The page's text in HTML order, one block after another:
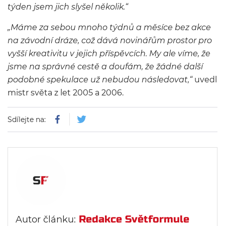
týden jsem jich slyšel několik.“
„Máme za sebou mnoho týdnů a měsíce bez akce
na závodní dráze, což dává novinářům prostor pro
vyšší kreativitu v jejich příspěvcích. My ale víme, že
jsme na správné cestě a doufám, že žádné další
podobné spekulace už nebudou následovat,“uvedl
mistr světa z let 2005 a 2006.
Sdílejte na:
Autor článku: Redakce Světformule